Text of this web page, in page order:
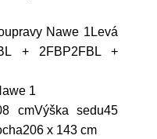
Nawe 1Levá
+ 2FBP2FBL +
1
cmVýška sedu45
x 143 cm